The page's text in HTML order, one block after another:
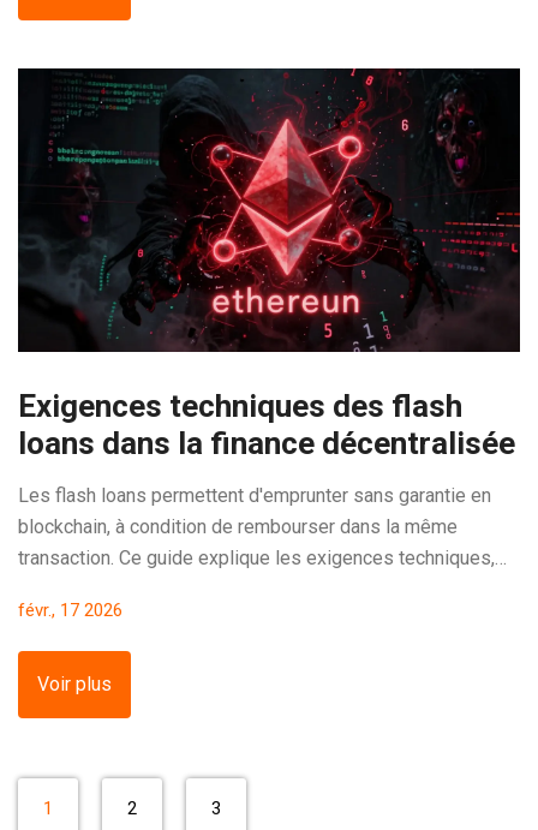
Exigences techniques des flash
loans dans la finance décentralisée
Les flash loans permettent d'emprunter sans garantie en
blockchain, à condition de rembourser dans la même
transaction. Ce guide explique les exigences techniques,
févr., 17 2026
Voir plus
1 2 3